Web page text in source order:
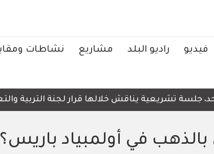
فيديو راديو البلد مشاريع نشاطات
تشريعية يناقش خلالها قرار لجنة التربية
بالذهب في أولمبياد باريس؟